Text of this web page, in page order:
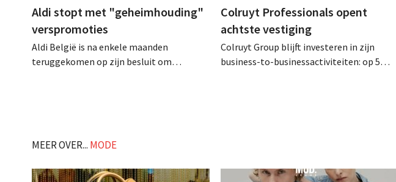
Aldi stopt met "geheimhouding"
verspromoties
Aldi België is na enkele maanden
teruggekomen op zijn besluit om
Colruyt Professionals opent
achtste vestiging
Colruyt Group blijft investeren in zijn
business-to-businessactiviteiten: op 5
MEER OVER... MODE